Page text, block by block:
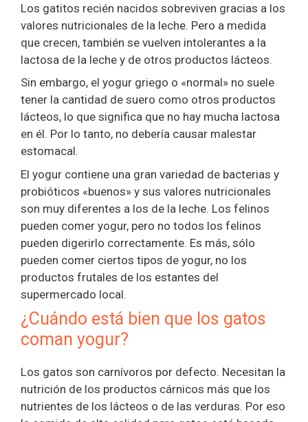
Los gatitos recién nacidos sobreviven gracias a los
valores nutricionales de la leche. Pero a medida
que crecen, también se vuelven intolerantes a la
lactosa de la leche y de otros productos lácteos.
Sin embargo, el yogur griego o «normal» no suele
tener la cantidad de suero como otros productos
lácteos, lo que significa que no hay mucha lactosa
en él. Por lo tanto, no debería causar malestar
estomacal.
El yogur contiene una gran variedad de bacterias y
probióticos «buenos» y sus valores nutricionales
son muy diferentes a los de la leche. Los felinos
pueden comer yogur, pero no todos los felinos
pueden digerirlo correctamente. Es más, sólo
pueden comer ciertos tipos de yogur, no los
productos frutales de los estantes del
supermercado local.
¿Cuándo está bien que los gatos
coman yogur?
Los gatos son carnívoros por defecto. Necesitan la
nutrición de los productos cárnicos más que los
nutrientes de los lácteos o de las verduras. Por eso